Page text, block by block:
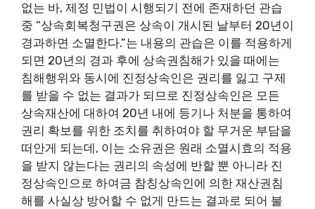
없는 바, 제정 민법이 시행되기 전에 존재하던 관습
중 “상속회복청구권은 상속이 개시된 날부터 20년이
경과하면 소멸한다.”는 내용의 관습은 이를 적용하게
되면 20년의 경과 후에 상속권침해가 있을 때에는
침해행위와 동시에 진정상속인은 권리를 잃고 구제
를 받을 수 없는 결과가 되므로 진정상속인은 모든
상속재산에 대하여 20년 내에 등기나 처분을 통하여
권리 확보를 위한 조치를 취하여야 할 무거운 부담을
떠안게 되는데, 이는 소유권은 원래 소멸시효의 적용
을 받지 않는다는 권리의 속성에 반할 뿐 아니라 진
정상속인으로 하여금 참칭상속인에 의한 재산권침
해를 사실상 방어할 수 없게 만드는 결과로 되어 불